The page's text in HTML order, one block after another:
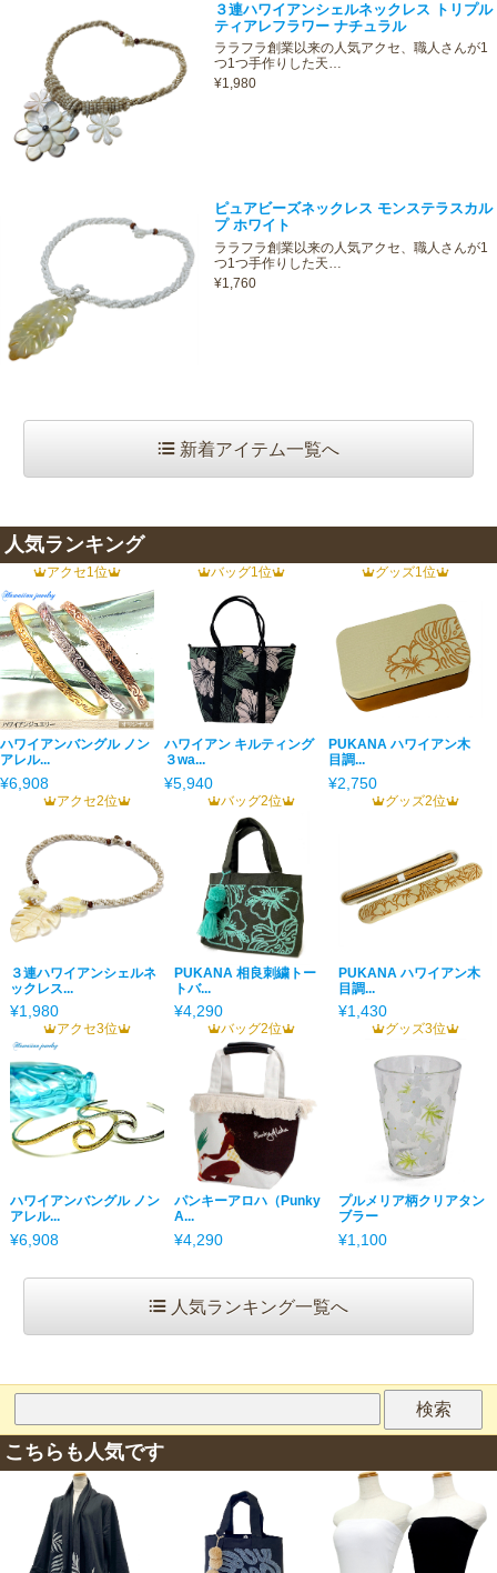
３連ハワイアンシェルネックレス トリプル
ティアレフラワー ナチュラル
ララフラ創業以来の人気アクセ、職人さんが1
つ1つ手作りした天…
¥1,980
ピュアビーズネックレス モンステラスカル
プ ホワイト
ララフラ創業以来の人気アクセ、職人さんが1
つ1つ手作りした天…
¥1,760
新着アイテム一覧へ
人気ランキング
アクセ1位
ハワイアンバングル ノン
アレル...
¥6,908
バッグ1位
ハワイアン キルティング
３wa...
¥5,940
グッズ1位
PUKANA ハワイアン木
目調...
¥2,750
アクセ2位
３連ハワイアンシェルネ
ックレス...
¥1,980
バッグ2位
PUKANA 相良刺繍トー
トバ...
¥4,290
グッズ2位
PUKANA ハワイアン木
目調...
¥1,430
アクセ3位
ハワイアンバングル ノン
アレル...
¥6,908
バッグ2位
パンキーアロハ（Punky
A...
¥4,290
グッズ3位
プルメリア柄クリアタン
ブラー
¥1,100
人気ランキング一覧へ
こちらも人気です